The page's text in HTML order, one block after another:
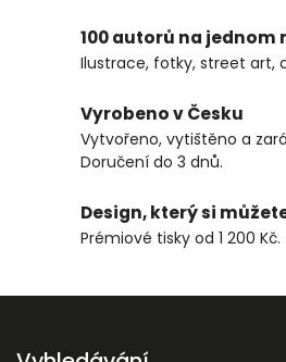
100 autorů na jednom
Ilustrace, fotky, street art,
Vyrobeno v Česku
Vytvořeno, vytištěno a
Doručení do 3 dnů.
Design, který si
Prémiové tisky od 1 200 Kč.